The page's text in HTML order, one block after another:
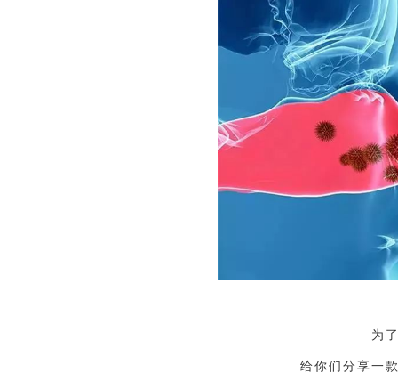
为
给你们分享一